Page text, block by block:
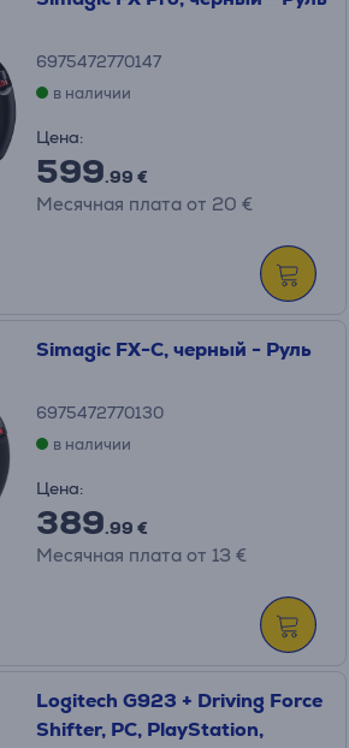
6975472770147
в наличии
Цена:
599.99 €
Месячная плата от 20 €
Simagic FX-C, черный - Руль
6975472770130
в наличии
Цена:
389.99 €
Месячная плата от 13 €
Logitech G923 + Driving Force
Shifter, PC, PlayStation,